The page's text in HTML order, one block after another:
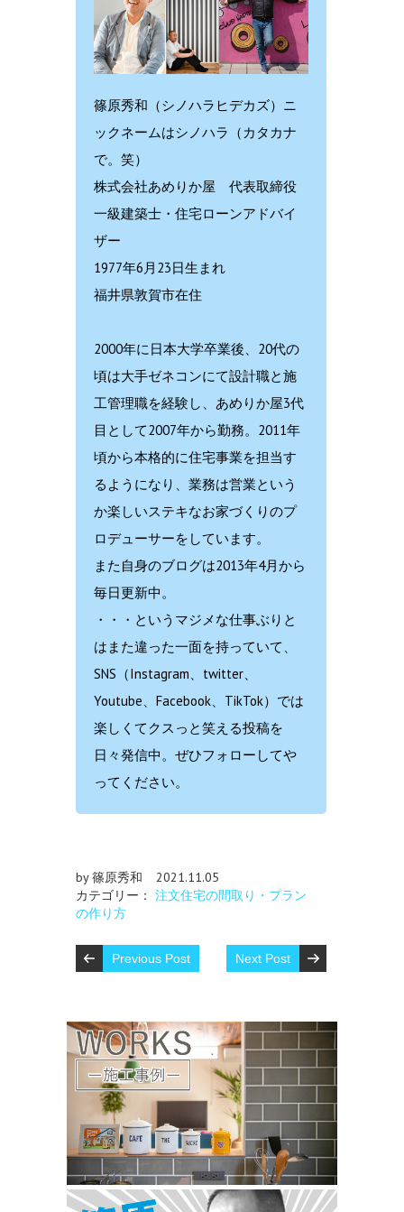
篠原秀和（シノハラヒデカズ）ニ
ックネームはシノハラ（カタカナ
で。笑）
株式会社あめりか屋 代表取締役
一級建築士・住宅ローンアドバイ
ザー
1977年6月23日生まれ
福井県敦賀市在住
2000年に日本大学卒業後、20代の
頃は大手ゼネコンにて設計職と施
工管理職を経験し、あめりか屋3代
目として2007年から勤務。2011年
頃から本格的に住宅事業を担当す
るようになり、業務は営業という
か楽しいステキなお家づくりのプ
ロデューサーをしています。
また自身のブログは2013年4月から
毎日更新中。
・・・というマジメな仕事ぶりと
はまた違った一面を持っていて、
SNS（Instagram、twitter、
Youtube、Facebook、TikTok）では
楽しくてクスっと笑える投稿を
日々発信中。ぜひフォローしてや
ってください。
by 篠原秀和
2021.11.05
カテゴリー： 注文住宅の間取り・プラン
の作り方
Previous Post Next Post